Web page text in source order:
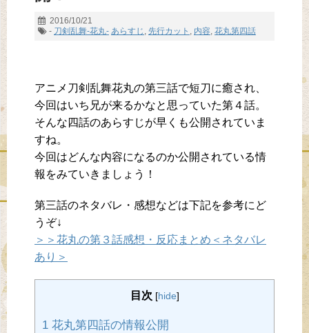
2016/10/21
- 刀剣乱舞-花丸- あらすじ , 先行カット , 内容, 花丸第四話
アニメ刀剣乱舞花丸の第三話で短刀に癒され、
今回はいち兄が来るかなと思っていた第４話。
そんな四話のあらすじが早くも公開されていま
すね。
今回はどんな内容になるのか公開されている情
報をみていきましょう！
第三話のネタバレ・感想などは下記を参考にど
うぞ↓
＞＞花丸の第３話感想・反応まとめ＜ネタバレ
あり＞
目次 [hide]
1 花丸第四話の情報公開